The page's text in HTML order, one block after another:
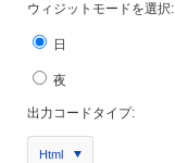
ウィジットモードを選択:
日
夜
出力コードタイプ:
Html